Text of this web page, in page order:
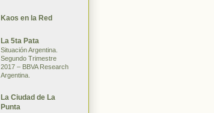
Kaos en la Red
La 5ta Pata
Situación Argentina.
Segundo Trimestre
2017 – BBVA Research
Argentina.
La Ciudad de La
Punta